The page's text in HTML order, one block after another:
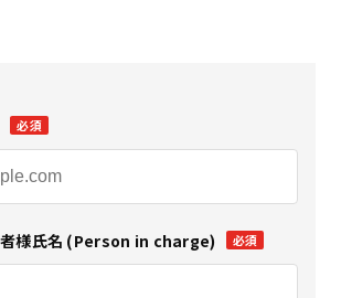
必須
者様氏名 (Person in charge) 必須